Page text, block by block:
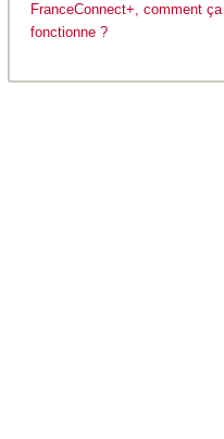
FranceConnect+, comment ça
fonctionne ?